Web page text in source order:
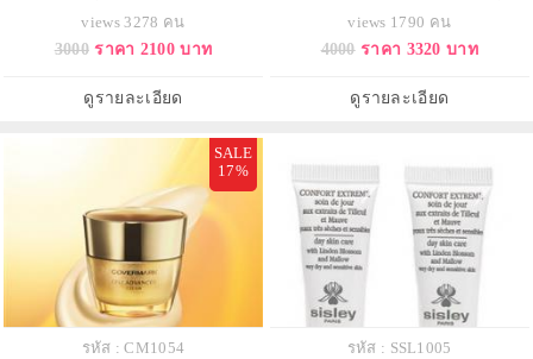
คล้ำ และริ้วรอย เสริมคุณค่าด้วย
ส่วนผสมลับของ Blue Therapy ที่สกัด
ไบโอเธิร์มสร้างสรรค์ผลิตภัณฑ์
มหัศจรรย์สูตรใหม่ สำห
views 3278 คน
3000 ราคา 2100 บาท
ดูรายละเอียด
ผิวชุ่มชื้น มีความกระชับ แลดูมี
สุขภาพดี เนื้อครีมเนียนนุ่ม ซึมซาบ
ล้า สร้างผิวกระจ่างใสและดูสุขภาพ
ดี ปราศจากความห
views 1790 คน
4000 ราคา 3320 บาท
ดูรายละเอียด
SALE
17%
รหัส : CM1054
รหัส : SSL1005